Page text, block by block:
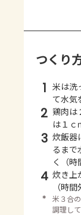
つくり
1 米は洗
て水気
2 鶏肉は
は１ｃ
3 炊飯器
るまで
く（時
4 炊き上
（時
＊
米３合
調理して